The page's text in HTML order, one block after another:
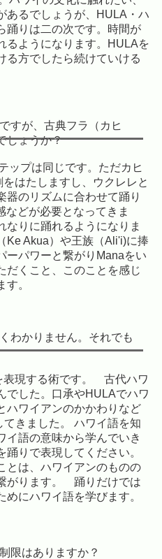
あるでしょうが、HULA・ハ
踊りは二の次です。時間が
るようになります。HULAを
る方でしたら続けていける
が、古典フラ（カヒ
しょうか？
ップは同じです。ただカヒ
はたしますし、ウクレレと
器のリズムに合わせて踊り
などが必要となってきま
りに踊れるようになりま
Akua）や王族（Ali'i)に捧
パワーと繋がりManaをい
だくこと、このことを感じ
。
かりません。それでも
表現する術です。 古代ハワ
でした。口承やHULAでハワ
ハワイアンのかかわりなど
きました。 ハワイ語を知
イ語の意味から学んでいき
りで表現してください。
とは、ハワイアンのものの
がります。 踊りだけでは
めにハワイ語を学びます。
はありますか？